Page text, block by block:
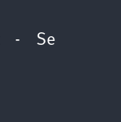
- Se